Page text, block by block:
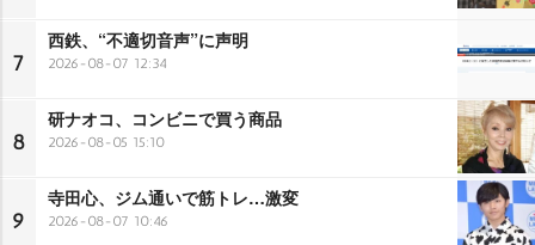
7
西鉄、“不適切音声”に声明
2026-08-07 12:34
8
研ナオコ、コンビニで買う商品
2026-08-05 15:10
9
寺田心、ジム通いで筋トレ…激変
2026-08-07 10:46